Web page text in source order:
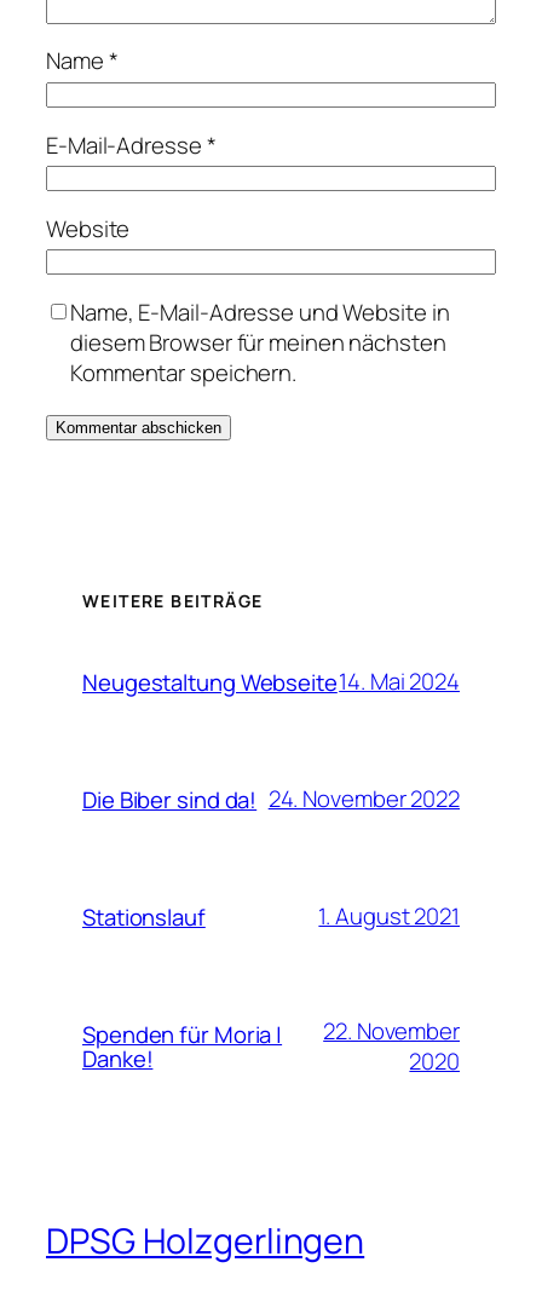
Name*
E-Mail-Adresse*
Website
Name, E-Mail-Adresse und Website in
diesem Browser für meinen nächsten
Kommentar speichern.
WEITERE BEITRÄGE
Neugestaltung Webseite14. Mai 2024
Die Biber sind da! 24. November 2022
Stationslauf 1. August 2021
Spenden für Moria |
Danke!
22. November
2020
DPSG Holzgerlingen